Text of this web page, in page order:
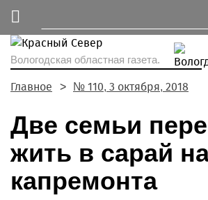
Вологодская областная газета.
Главное № 110, 3 октября, 2018
Две семьи
жить в сарай
капремонта